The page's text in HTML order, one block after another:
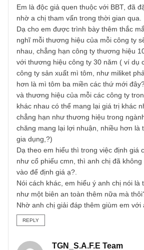
với (2) định giá trước, sau đó
hai cách đều hợp lý. Và đối với một
tôi sẽ dùng cách (1).
Hi vọng bạn đã giải đáp được thắc
công trên con đường đầu tư của
S.A.F.E
REPLY
ping
06/12/2017 at 10:31 PM
Dear anh chị!
Em là độc giả quen thuộc với BBT,
nhờ a chị tham vấn trong thời gian
Dạ cho em được trình bày thêm
nghĩ mỗi thương hiệu của mỗi công
nhau, chẳng hạn công ty thương
với thương hiệu công ty 30 năm (
hơn là mì tôm ba miền các thứ mới